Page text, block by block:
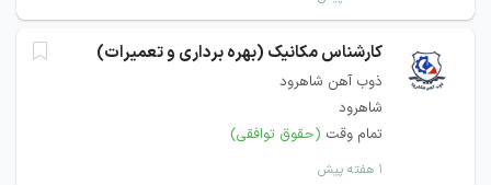
کارشناس مکانیک (بهره برداری و تعمیرات)
ذوب آهن شاهرود
شاهرود
تمام وقت (حقوق توافقی)
۱ هفته پیش